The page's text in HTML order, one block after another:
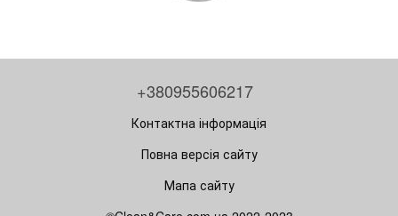
+380955606217
Контактна інформація
Повна версія сайту
Мапа сайту